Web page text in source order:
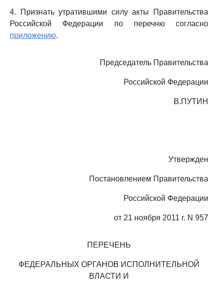
4. Признать утратившими силу акты Правительства
Российской Федерации по перечню согласно
приложению.
Председатель Правительства
Российской Федерации
В.ПУТИН
Утвержден
Постановлением Правительства
Российской Федерации
от 21 ноября 2011 г. N 957
ПЕРЕЧЕНЬ
ФЕДЕРАЛЬНЫХ ОРГАНОВ ИСПОЛНИТЕЛЬНОЙ
ВЛАСТИ И